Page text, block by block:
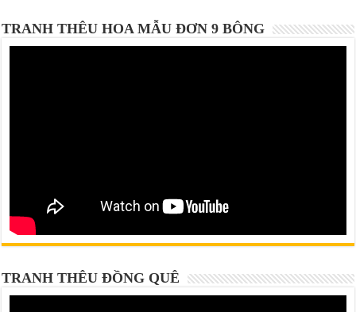
TRANH THÊU HOA MẪU ĐƠN 9 BÔNG
TRANH THÊU ĐỒNG QUÊ